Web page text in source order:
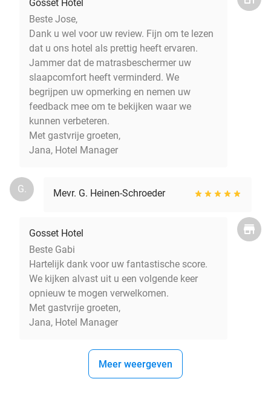
Gosset Hotel
Beste Jose,
Dank u wel voor uw review. Fijn om te lezen
dat u ons hotel als prettig heeft ervaren.
Jammer dat de matrasbeschermer uw
slaapcomfort heeft verminderd. We
begrijpen uw opmerking en nemen uw
feedback mee om te bekijken waar we
kunnen verbeteren.
Met gastvrije groeten,
Jana, Hotel Manager
G. Mevr. G. Heinen-Schroeder
Gosset Hotel
Beste Gabi
Hartelijk dank voor uw fantastische score.
We kijken alvast uit u een volgende keer
opnieuw te mogen verwelkomen.
Met gastvrije groeten,
Jana, Hotel Manager
Meer weergeven